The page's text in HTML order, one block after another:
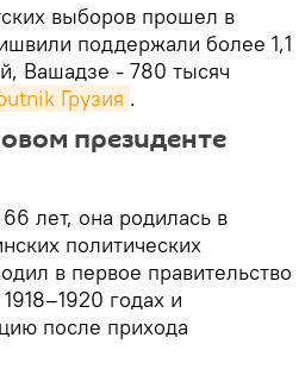
выборов прошел в
поддержали более 1,1
Вашадзе - 780 тысяч
Грузия .
президенте
лет, она родилась в
политических
в первое правительство
годах и
после прихода